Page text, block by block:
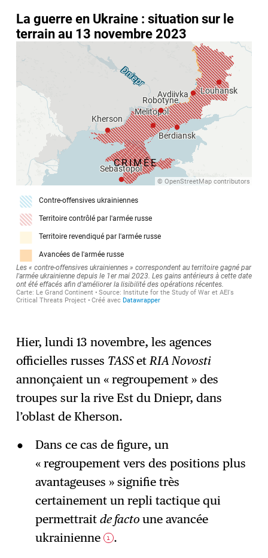
Hier, lundi 13 novembre, les agences
officielles russes TASSetRIA Novosti
annonçaient un « regroupement » des
troupes sur la rive Est du Dniepr, dans
l’oblast de Kherson.
Dans ce cas de figure, un
« regroupement vers des positions plus
avantageuses » signifie très
certainement un repli tactique qui
permettrait de facto une avancée
ukrainienne
1 .